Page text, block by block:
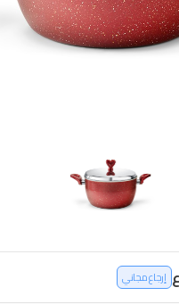
إرجاع مجاني